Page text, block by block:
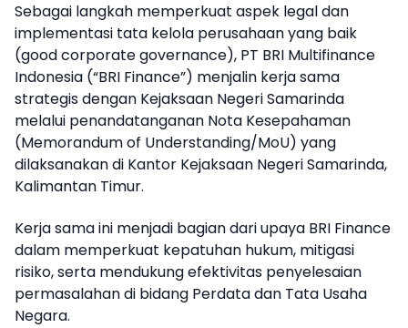
Sebagai langkah memperkuat aspek legal dan
implementasi tata kelola perusahaan yang baik
(good corporate governance), PT BRI Multifinance
Indonesia (“BRI Finance”) menjalin kerja sama
strategis dengan Kejaksaan Negeri Samarinda
melalui penandatanganan Nota Kesepahaman
(Memorandum of Understanding/MoU) yang
dilaksanakan di Kantor Kejaksaan Negeri Samarinda,
Kalimantan Timur.
Kerja sama ini menjadi bagian dari upaya BRI Finance
dalam memperkuat kepatuhan hukum, mitigasi
risiko, serta mendukung efektivitas penyelesaian
permasalahan di bidang Perdata dan Tata Usaha
Negara.